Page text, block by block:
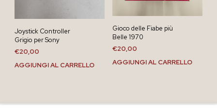
Joystick Controller
Grigio per Sony
€20,00
AGGIUNGI AL CARRELLO
Gioco delle Fiabe più
Belle 1970
€20,00
AGGIUNGI AL CARRELLO